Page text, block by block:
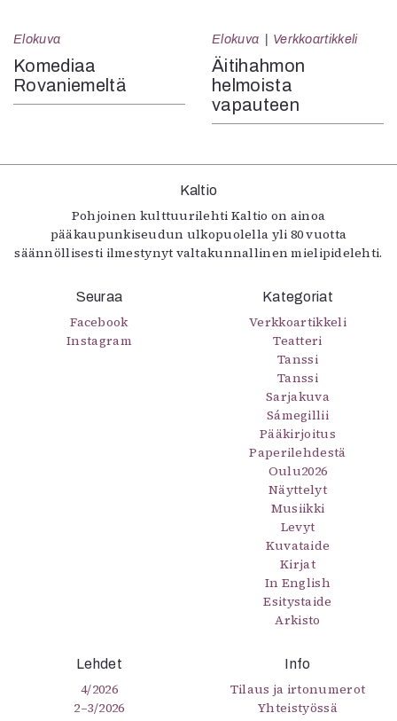
Elokuva
Komediaa
Rovaniemeltä
Elokuva Verkkoartikkeli
Äitihahmon
helmoista
vapauteen
Kaltio
Pohjoinen kulttuurilehti Kaltio on ainoa
pääkaupunkiseudun ulkopuolella yli 80 vuotta
säännöllisesti ilmestynyt valtakunnallinen mielipidelehti.
Seuraa
Facebook
Instagram
Kategoriat
Verkkoartikkeli
Teatteri
Tanssi
Tanssi
Sarjakuva
Sámegillii
Pääkirjoitus
Paperilehdestä
Oulu2026
Näyttelyt
Musiikki
Levyt
Kuvataide
Kirjat
In English
Esitystaide
Arkisto
Lehdet
4/2026
2–3/2026
Info
Tilaus ja irtonumerot
Yhteistyössä